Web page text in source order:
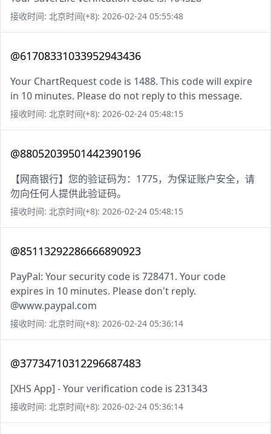
接收时间: 北京时间(+8): 2026-02-24 05:55:48
@61708331033952943436
Your ChartRequest code is 1488. This code will expire
in 10 minutes. Please do not reply to this message.
接收时间: 北京时间(+8): 2026-02-24 05:48:15
@88052039501442390196
【网商银行】您的验证码为：1775，为保证账户安全，请
勿向任何人提供此验证码。
接收时间: 北京时间(+8): 2026-02-24 05:48:15
@85113292286666890923
PayPal: Your security code is 728471. Your code
expires in 10 minutes. Please don't reply.
@www.paypal.com
接收时间: 北京时间(+8): 2026-02-24 05:36:14
@37734710312296687483
[XHS App] - Your verification code is 231343
接收时间: 北京时间(+8): 2026-02-24 05:36:14